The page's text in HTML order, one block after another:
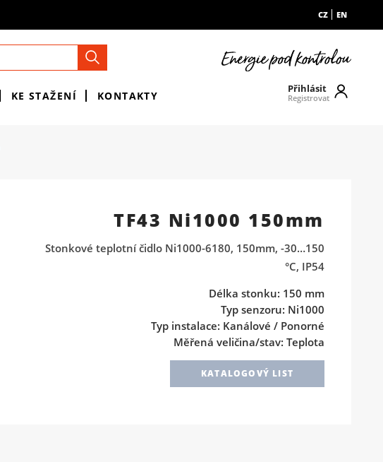
CZ EN
KE STAŽENÍ KONTAKTY
Přihlásit
Registrovat
TF43 Ni1000 150mm
Stonkové teplotní čidlo Ni1000-6180, 150mm, -30…150
°C, IP54
Délka stonku: 150 mm
Typ senzoru: Ni1000
Typ instalace: Kanálové / Ponorné
Měřená veličina/stav: Teplota
KATALOGOVÝ LIST